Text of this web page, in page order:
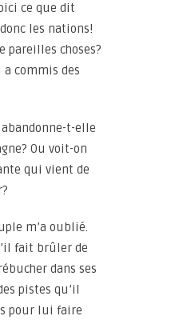
ce que dit
les nations!
pareilles choses?
a commis des
t-elle
Ou voit-on
qui vient de
m’a oublié.
fait brûler de
dans ses
pistes qu’il
pour lui faire